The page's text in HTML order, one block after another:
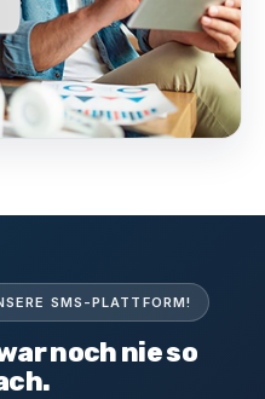
SMS-PLATTFORM!
noch nie so